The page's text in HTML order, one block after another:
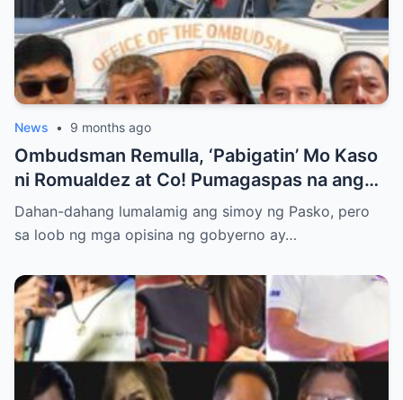
News • 9 months ago
Ombudsman Remulla, ‘Pabigatin’ Mo Kaso
ni Romualdez at Co! Pumagaspas na ang
Pangulo—pero bakit malamya?
Dahan-dahang lumalamig ang simoy ng Pasko, pero
sa loob ng mga opisina ng gobyerno ay…